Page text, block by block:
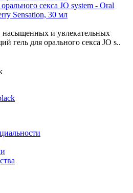
секса JO system - Oral
Sensation, 30 мл
насыщенных и увлекательных
для орального секса JO s..